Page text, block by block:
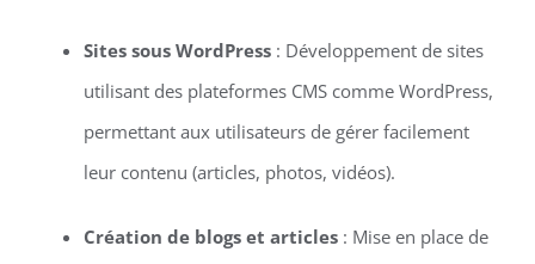
Sites sous WordPress: Développement de sites
utilisant des plateformes CMS comme WordPress,
permettant aux utilisateurs de gérer facilement
leur contenu (articles, photos, vidéos).
Création de blogs et articles: Mise en place de